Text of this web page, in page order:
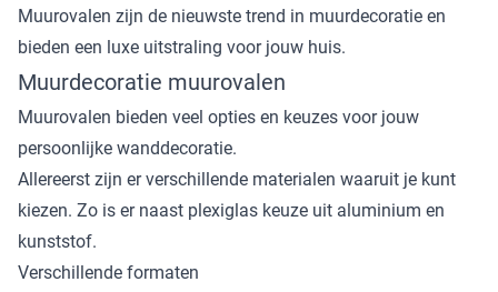
Muurovalen zijn de nieuwste trend in muurdecoratie en
bieden een luxe uitstraling voor jouw huis.
Muurdecoratie muurovalen
Muurovalen bieden veel opties en keuzes voor jouw
persoonlijke wanddecoratie.
Allereerst zijn er verschillende materialen waaruit je kunt
kiezen. Zo is er naast plexiglas keuze uit aluminium en
kunststof.
Verschillende formaten